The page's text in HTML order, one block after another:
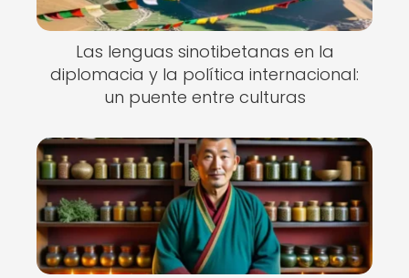
Las lenguas sinotibetanas en la
diplomacia y la política internacional:
un puente entre culturas